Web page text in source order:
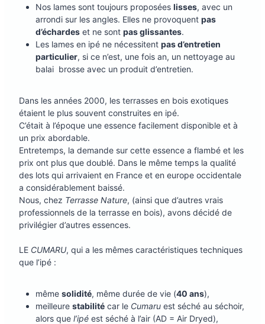
Nos lames sont toujours proposées lisses, avec un
arrondi sur les angles. Elles ne provoquent pas
d’échardes et ne sont pas glissantes.
Les lames en ipé ne nécessitent pas d’entretien
particulier, si ce n’est, une fois an, un nettoyage au
balai brosse avec un produit d’entretien.
Dans les années 2000, les terrasses en bois exotiques
étaient le plus souvent construites en ipé.
C’était à l’époque une essence facilement disponible et à
un prix abordable.
Entretemps, la demande sur cette essence a flambé et les
prix ont plus que doublé. Dans le même temps la qualité
des lots qui arrivaient en France et en europe occidentale
a considérablement baissé.
Nous, chez Terrasse Nature, (ainsi que d’autres vrais
professionnels de la terrasse en bois), avons décidé de
privilégier d’autres essences.
LE CUMARU, qui a les mêmes caractéristiques techniques
que l’ipé :
même solidité, même durée de vie (40 ans),
meilleure stabilité car le Cumaru est séché au séchoir,
alors que l’ipé est séché à l’air (AD = Air Dryed),